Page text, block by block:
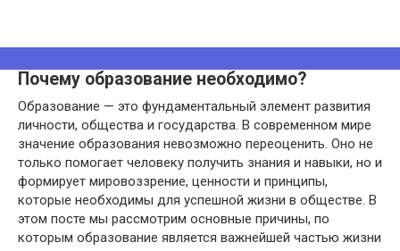
Почему образование необходимо?
Образование — это фундаментальный элемент развития
личности, общества и государства. В современном мире
значение образования невозможно переоценить. Оно не
только помогает человеку получить знания и навыки, но и
формирует мировоззрение, ценности и принципы,
которые необходимы для успешной жизни в обществе. В
этом посте мы рассмотрим основные причины, по
которым образование является важнейшей частью жизни